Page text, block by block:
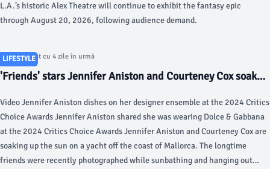
L.A.’s historic Alex Theatre will continue to exhibit the fantasy epic
through August 20, 2026, following audience demand.
LIFESTYLE
Articol postat cu 4 zile în urmă
'Friends' stars Jennifer Aniston and Courteney Cox soak
Video Jennifer Aniston dishes on her designer ensemble at the 2024 Critics
Choice Awards Jennifer Aniston shared she was wearing Dolce & Gabbana
at the 2024 Critics Choice Awards Jennifer Aniston and Courteney Cox are
soaking up the sun on a yacht off the coast of Mallorca. The longtime
friends were recently photographed while sunbathing and hanging out